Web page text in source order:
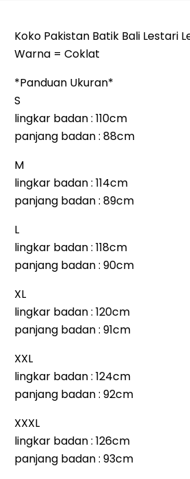
Koko Pakistan Batik Bali Lestari
Warna = Coklat
*Panduan Ukuran*
S
lingkar badan : 110cm
panjang badan : 88cm
M
lingkar badan : 114cm
panjang badan : 89cm
L
lingkar badan : 118cm
panjang badan : 90cm
XL
lingkar badan : 120cm
panjang badan : 91cm
XXL
lingkar badan : 124cm
panjang badan : 92cm
XXXL
lingkar badan : 126cm
panjang badan : 93cm